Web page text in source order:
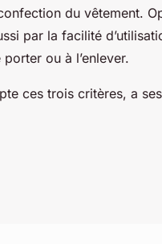
du vêtement.
par la facilité
ou à l’enlever.
ces trois critères, a